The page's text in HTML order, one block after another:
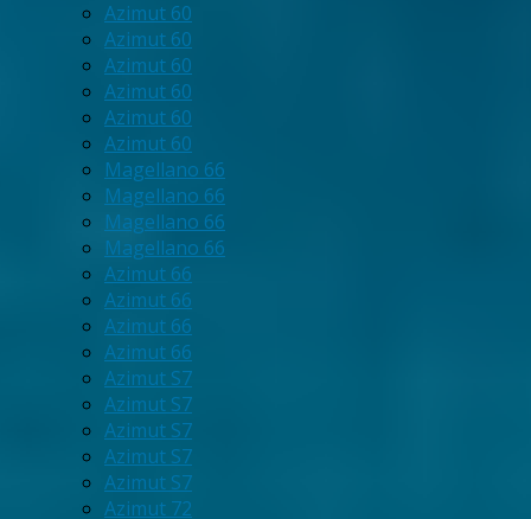
Azimut 60
Azimut 60
Azimut 60
Azimut 60
Azimut 60
Azimut 60
Magellano 66
Magellano 66
Magellano 66
Magellano 66
Azimut 66
Azimut 66
Azimut 66
Azimut 66
Azimut S7
Azimut S7
Azimut S7
Azimut S7
Azimut S7
Azimut 72